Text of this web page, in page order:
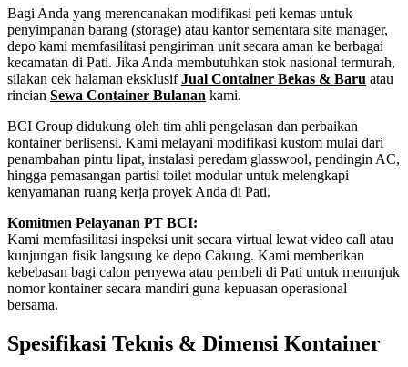
Bagi Anda yang merencanakan modifikasi peti kemas untuk
penyimpanan barang (storage) atau kantor sementara site manager,
depo kami memfasilitasi pengiriman unit secara aman ke berbagai
kecamatan di Pati. Jika Anda membutuhkan stok nasional termurah,
silakan cek halaman eksklusifJual Container Bekas & Baru atau
rincian Sewa Container Bulanan kami.
BCI Group didukung oleh tim ahli pengelasan dan perbaikan
kontainer berlisensi. Kami melayani modifikasi kustom mulai dari
penambahan pintu lipat, instalasi peredam glasswool, pendingin AC,
hingga pemasangan partisi toilet modular untuk melengkapi
kenyamanan ruang kerja proyek Anda di Pati.
Komitmen Pelayanan PT BCI:
Kami memfasilitasi inspeksi unit secara virtual lewat video call atau
kunjungan fisik langsung ke depo Cakung. Kami memberikan
kebebasan bagi calon penyewa atau pembeli di Pati untuk menunjuk
nomor kontainer secara mandiri guna kepuasan operasional
bersama.
Spesifikasi Teknis & Dimensi Kontainer